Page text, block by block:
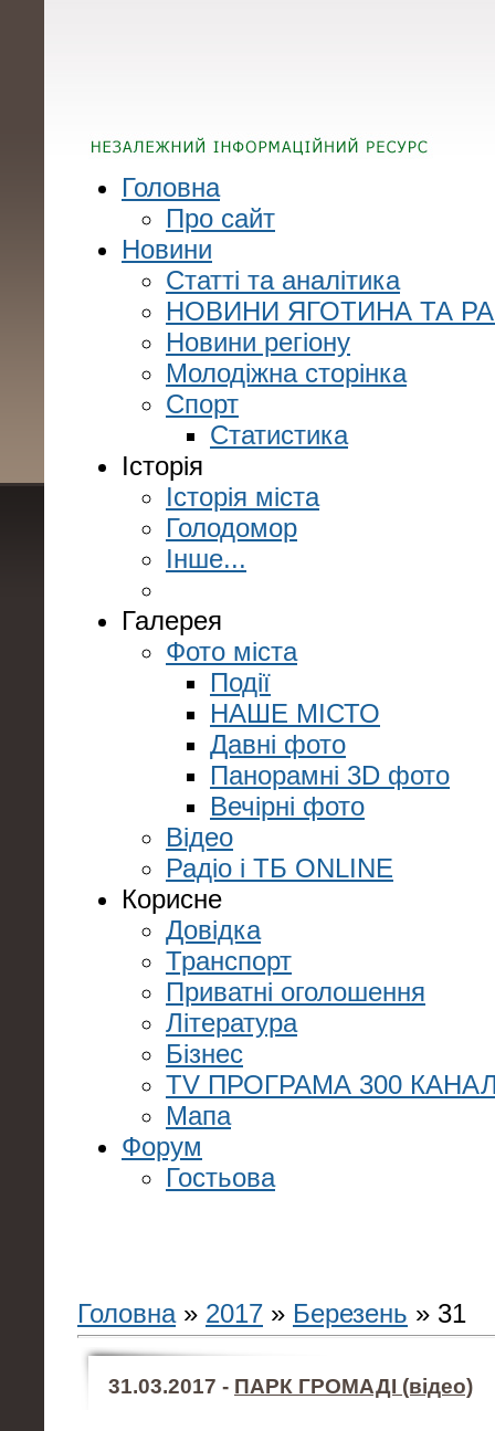
Головна
Про сайт
Новини
Статті та аналітика
НОВИНИ ЯГОТИНА ТА
Новини регіону
Молодіжна сторінка
Спорт
Статистика
Історія
Історія міста
Голодомор
Інше...
Галерея
Фото міста
Події
НАШЕ МІСТО
Давні фото
Панорамні 3D фото
Вечірні фото
Відео
Радіо і ТБ ONLINE
Корисне
Довідка
Транспорт
Приватні оголошення
Література
Бізнес
TV ПРОГРАМА 300
Мапа
Форум
Гостьова
Головна» 2017 » Березень » 31
31.03.2017 - ПАРК ГРОМАДІ (відео)